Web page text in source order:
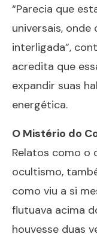
“Parecia que
universais, onde
interligada”,
acredita que
expandir suas
energética.
O Mistério do
Relatos como o
ocultismo,
como viu a si
flutuava acima
houvesse duas